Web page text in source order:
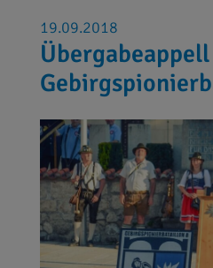
19.09.2018